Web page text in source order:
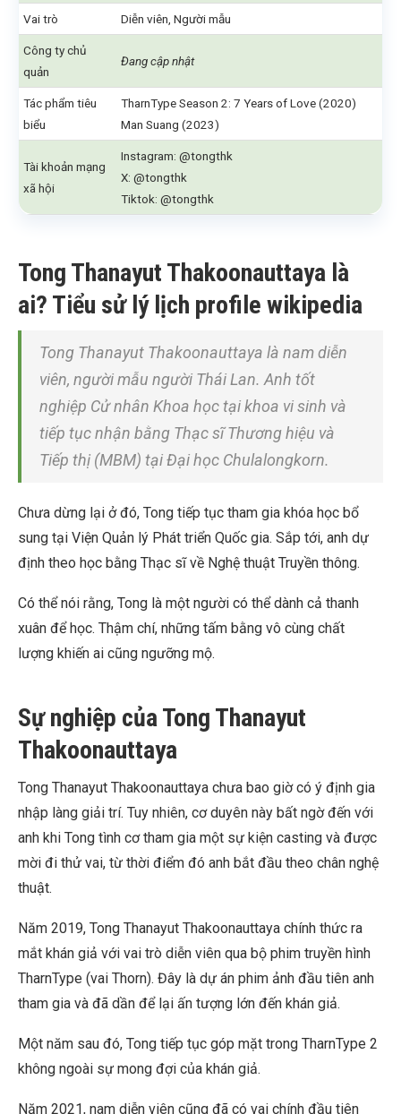
Vai trò Diễn viên, Người mẫu
Công ty chủ
quản
Đang cập nhật
Tác phẩm tiêu
biểu
TharnType Season 2: 7 Years of Love (2020)
Man Suang (2023)
Tài khoản mạng
xã hội
Instagram: @tongthk
X: @tongthk
Tiktok: @tongthk
Tong Thanayut Thakoonauttaya là
ai? Tiểu sử lý lịch profile wikipedia
Tong Thanayut Thakoonauttaya là nam diễn
viên, người mẫu người Thái Lan. Anh tốt
nghiệp Cử nhân Khoa học tại khoa vi sinh và
tiếp tục nhận bằng Thạc sĩ Thương hiệu và
Tiếp thị (MBM) tại Đại học Chulalongkorn.
Chưa dừng lại ở đó, Tong tiếp tục tham gia khóa học bổ
sung tại Viện Quản lý Phát triển Quốc gia. Sắp tới, anh dự
định theo học bằng Thạc sĩ về Nghệ thuật Truyền thông.
Có thể nói rằng, Tong là một người có thể dành cả thanh
xuân để học. Thậm chí, những tấm bằng vô cùng chất
lượng khiến ai cũng ngưỡng mộ.
Sự nghiệp của Tong Thanayut
Thakoonauttaya
Tong Thanayut Thakoonauttaya chưa bao giờ có ý định gia
nhập làng giải trí. Tuy nhiên, cơ duyên này bất ngờ đến với
anh khi Tong tình cơ tham gia một sự kiện casting và được
mời đi thử vai, từ thời điểm đó anh bắt đầu theo chân nghệ
thuật.
Năm 2019, Tong Thanayut Thakoonauttaya chính thức ra
mắt khán giả với vai trò diễn viên qua bộ phim truyền hình
TharnType (vai Thorn). Đây là dự án phim ảnh đầu tiên anh
tham gia và đã dần để lại ấn tượng lớn đến khán giả.
Một năm sau đó, Tong tiếp tục góp mặt trong TharnType 2
không ngoài sự mong đợi của khán giả.
Năm 2021, nam diễn viên cũng đã có vai chính đầu tiên